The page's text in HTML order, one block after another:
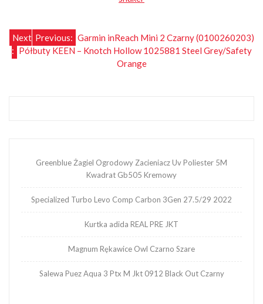
Nawigacja
wpisu
Previous: Garmin inReach Mini 2 Czarny (0100260203)
Next
: Półbuty KEEN – Knotch Hollow 1025881 Steel Grey/Safety
Orange
Greenblue Żagiel Ogrodowy Zacieniacz Uv Poliester 5M
Kwadrat Gb505 Kremowy
Specialized Turbo Levo Comp Carbon 3Gen 27.5/29 2022
Kurtka adida REAL PRE JKT
Magnum Rękawice Owl Czarno Szare
Salewa Puez Aqua 3 Ptx M Jkt 0912 Black Out Czarny